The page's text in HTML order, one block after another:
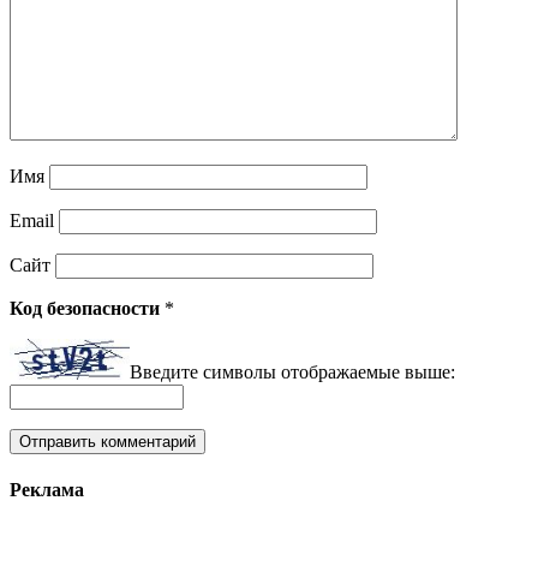
Имя
Email
Сайт
Код безопасности *
Введите символы отображаемые выше:
Реклама